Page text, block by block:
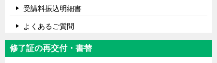
受講料振込明細書
よくあるご質問
修了証の再交付・書替